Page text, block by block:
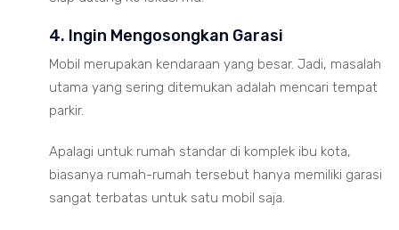
4. Ingin Mengosongkan Garasi
Mobil merupakan kendaraan yang besar. Jadi, masalah
utama yang sering ditemukan adalah mencari tempat
parkir.
Apalagi untuk rumah standar di komplek ibu kota,
biasanya rumah-rumah tersebut hanya memiliki garasi
sangat terbatas untuk satu mobil saja.